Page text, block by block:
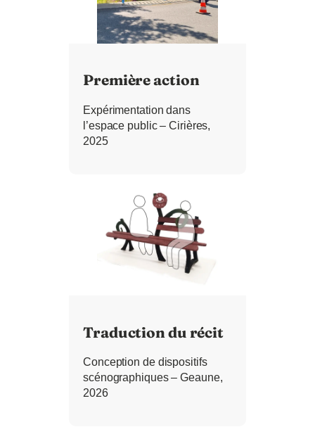
Première action
Expérimentation dans
l’espace public – Cirières,
2025
Traduction du récit
Conception de dispositifs
scénographiques – Geaune,
2026